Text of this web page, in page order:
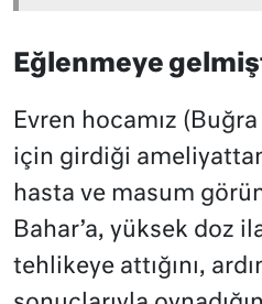
Eğlenmeye
Evren hocamız
için girdiği
hasta ve masum
Bahar’a, yüksek doz
tehlikeye attığını,